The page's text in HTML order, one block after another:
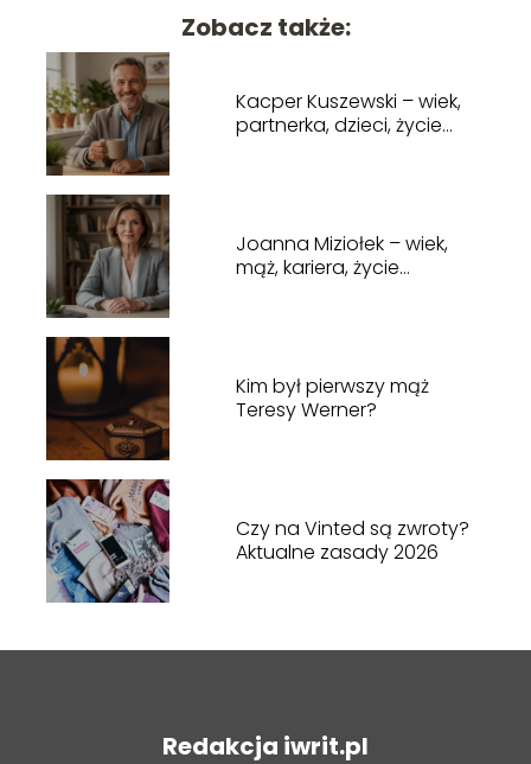
Zobacz także:
Kacper Kuszewski – wiek,
partnerka, dzieci, życie
Joanna Miziołek – wiek,
mąż, kariera, życie
Kim był pierwszy mąż
Teresy Werner?
Czy na Vinted są zwroty?
Aktualne zasady 2026
Redakcja iwrit.pl